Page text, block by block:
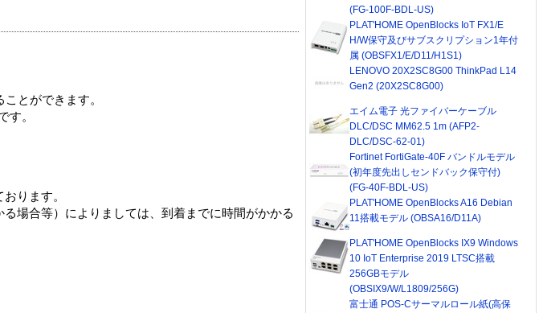
とができます。
す。
ります。
場合等）によりましては、到着までに時間がかかる
(FG-100F-BDL-US)
PLAT'HOME OpenBlocks IoT FX1/E
H/W保守及びサブスクリプション1年付
属 (OBSFX1/E/D11/H1S1)
LENOVO 20X2SC8G00 ThinkPad L14
Gen2 (20X2SC8G00)
エイム電子 光ファイバーケーブル
DLC/DSC MM62.5 1m (AFP2-
DLC/DSC-62-01)
Fortinet FortiGate-40F バンドルモデル
(初年度先出しセンドバック保守付)
(FG-40F-BDL-US)
PLAT'HOME OpenBlocks A16 Debian
11搭載モデル (OBSA16/D11A)
PLAT'HOME OpenBlocks IX9 Windows
10 IoT Enterprise 2019 LTSC搭載
256GBモデル
(OBSIX9/W/L1809/256G)
富士通 POS-Cサーマルロール紙(高保